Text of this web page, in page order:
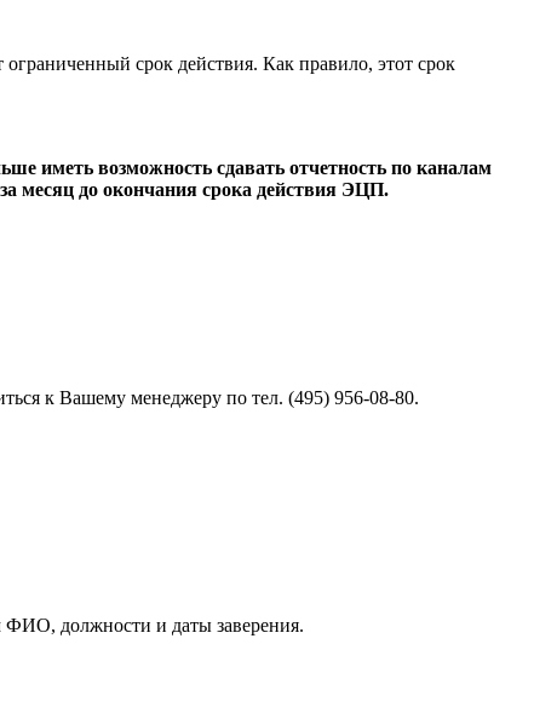
срок действия. Как правило, этот срок
иметь возможность сдавать отчетность по каналам
месяц до окончания срока действия ЭЦП.
к Вашему менеджеру по тел. (495) 956-08-80.
ФИО, должности и даты заверения.